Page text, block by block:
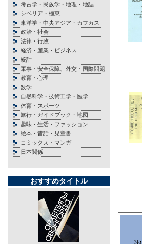
考古学・民族学・地理・地誌
シベリア・極東
東洋学・中央アジア・カフカス
政治・社会
法律・行政
経済・産業・ビジネス
統計
軍事・安全保障、外交・国際問題
教育・心理
数学
自然科学・技術工学・医学
体育・スポーツ
旅行・ガイドブック・地図
趣味・生活・ファッション
絵本・昔話・児童書
コミックス・マンガ
日本関係
おすすめタイトル